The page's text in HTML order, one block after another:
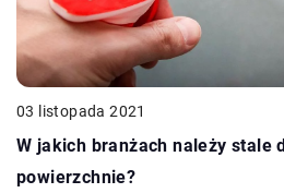
03 listopada 2021
W jakich branżach należy stale
powierzchnie?